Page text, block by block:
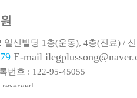
일신빌딩 1층(운동), 4층(진료) /
E-mail
번호 : 122-95-45055